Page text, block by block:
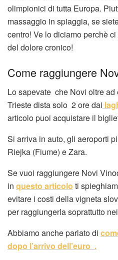
olimpionici di tutta Europa.
massaggio in spiaggia, se
centro! Ve lo diciamo perchè
del dolore cronico!
Come raggiungere
Lo sapevate che Novi oltre
Trieste dista solo 2 ore dai
articolo puoi acquistare il
Si arriva in auto, gli aeroporti
Riejka (Fiume) e Zara.
Se vuoi raggiungere Novi
in questo articolo ti
evitare i costi della vigneta
per raggiungerla soprattutto
Abbiamo anche parlato di
dopo l’arrivo dell’euro .